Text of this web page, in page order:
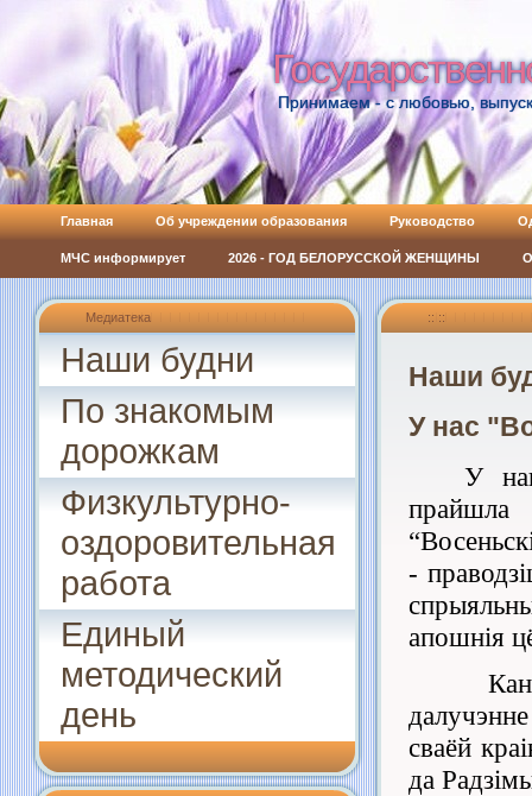
Принимаем - с любовью,
Главная Об учреждении образования Руководство
МЧС информирует 2026 - ГОД БЕЛОРУССКОЙ ЖЕНЩИНЫ
Медиатека
Наши будни
По знакомым
дорожкам
Физкультурно-
оздоровительная
работа
Единый
методический
день
:: ::
Наши
У нас
У
“
-
апошнія
сваёй
да